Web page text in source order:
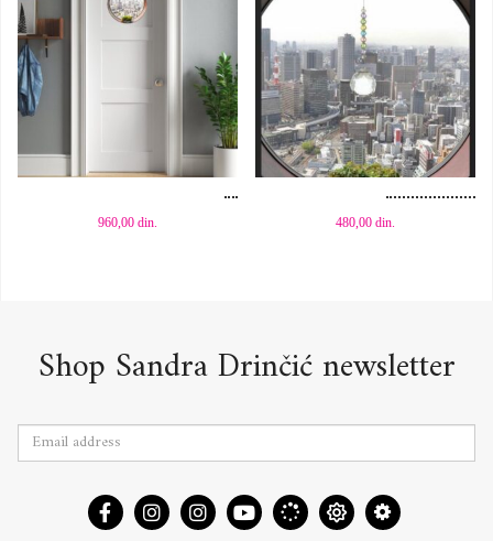
Dodaj u korpu
960,00 din.
Dodaj u korpu
480,00din.
Shop Sandra Drinčić newsletter